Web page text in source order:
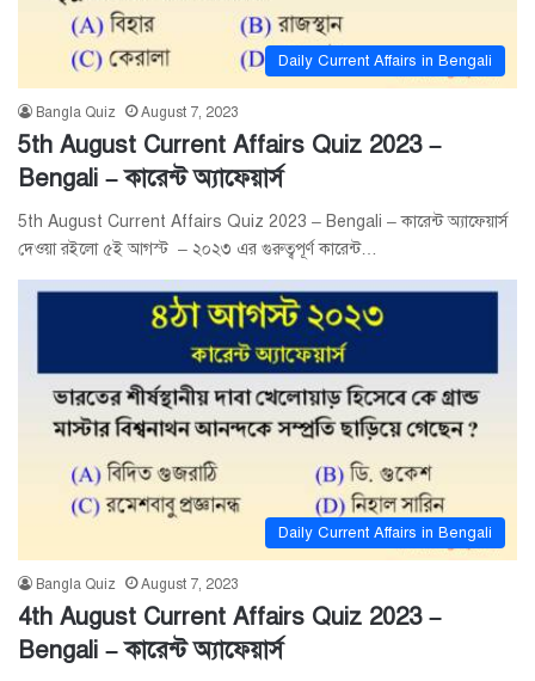
Daily Current Affairs in Bengali
Bangla Quiz August 7, 2023
5th August Current Affairs Quiz 2023 –
Bengali – কারেন্ট অ্যাফেয়ার্স
5th August Current Affairs Quiz 2023 – Bengali – কারেন্ট অ্যাফেয়ার্স
দেওয়া রইলো ৫ই আগস্ট – ২০২৩ এর গুরুত্বপূর্ণ কারেন্ট…
Daily Current Affairs in Bengali
Bangla Quiz August 7, 2023
4th August Current Affairs Quiz 2023 –
Bengali – কারেন্ট অ্যাফেয়ার্স